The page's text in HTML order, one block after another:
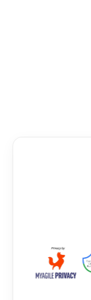
Via Degli
40050